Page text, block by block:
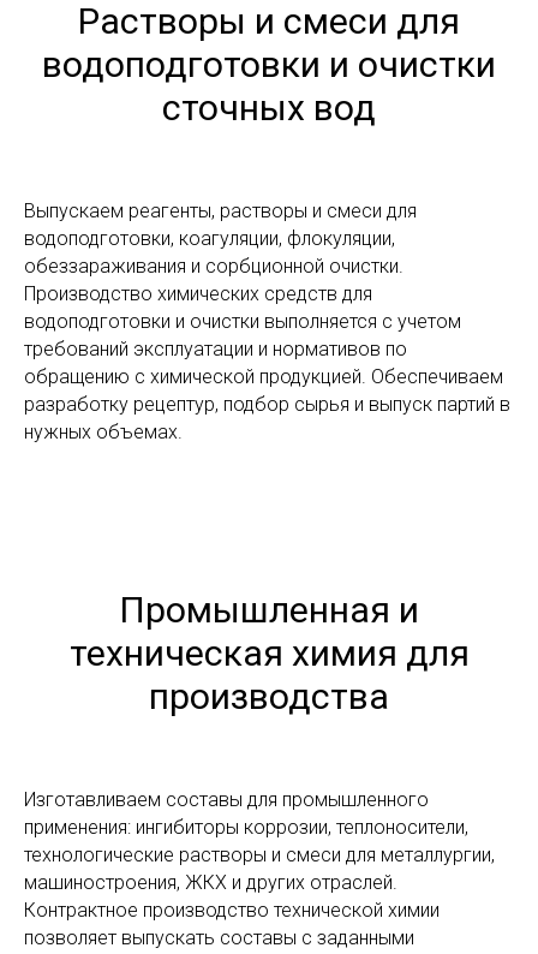
Растворы и смеси для
водоподготовки и очистки
сточных вод
Выпускаем реагенты, растворы и смеси для
водоподготовки, коагуляции, флокуляции,
обеззараживания и сорбционной очистки.
Производство химических средств для
водоподготовки и очистки выполняется с учетом
требований эксплуатации и нормативов по
обращению с химической продукцией. Обеспечиваем
разработку рецептур, подбор сырья и выпуск партий в
нужных объемах.
Промышленная и
техническая химия для
производства
Изготавливаем составы для промышленного
применения: ингибиторы коррозии, теплоносители,
технологические растворы и смеси для металлургии,
машиностроения, ЖКХ и других отраслей.
Контрактное производство технической химии
позволяет выпускать составы с заданными